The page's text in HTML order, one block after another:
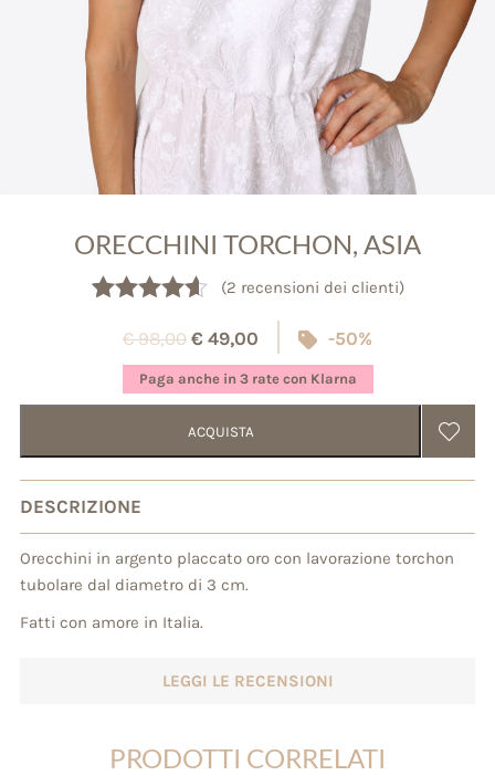
ORECCHINI TORCHON, ASIA
4.50su 5
su base
di
recensioni
(2 recensioni dei clienti)
€98,00 € 49,00 -50%
Paga anche in 3 rate con Klarna
ACQUISTA
DESCRIZIONE
Orecchini in argento placcato oro con lavorazione torchon
tubolare dal diametro di 3 cm.
Fatti con amore in Italia.
LEGGI LE RECENSIONI
PRODOTTI CORRELATI